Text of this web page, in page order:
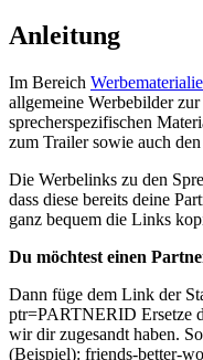
Anleitung
Im Bereich
allgemeine Werbebilder
sprecherspezifischen
zum Trailer sowie auch
Die Werbelinks zu den
dass diese bereits deine
ganz bequem die Links
Du möchtest einen
Dann füge dem Link der
ptr=PARTNERID Ersetze
wir dir zugesandt haben.
(Beispiel): friends-better-